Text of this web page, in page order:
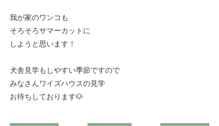
我が家のワンコも
そろそろサマーカットに
しようと思います！
犬舎見学もしやすい季節ですので
みなさんワイズハウスの見学
お待ちしております🐶